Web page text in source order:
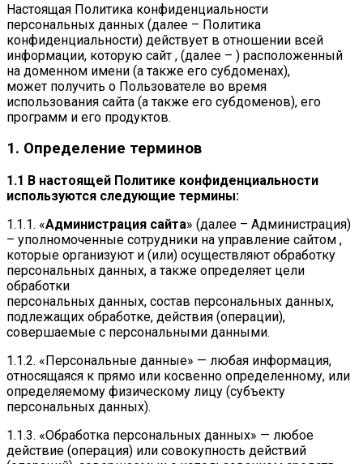
Настоящая Политика конфиденциальности
персональных данных (далее – Политика
конфиденциальности) действует в отношении всей
информации, которую сайт , (далее – ) расположенный
на доменном имени (а также его субдоменах),
может получить о Пользователе во время
использования сайта (а также его субдоменов), его
программ и его продуктов.
1. Определение терминов
1.1 В настоящей Политике конфиденциальности
используются следующие термины:
1.1.1. «Администрация сайта» (далее – Администрация)
– уполномоченные сотрудники на управление сайтом ,
которые организуют и (или) осуществляют обработку
персональных данных, а также определяет цели
обработки
персональных данных, состав персональных данных,
подлежащих обработке, действия (операции),
совершаемые с персональными данными.
1.1.2. «Персональные данные» — любая информация,
относящаяся к прямо или косвенно определенному, или
определяемому физическому лицу (субъекту
персональных данных).
1.1.3. «Обработка персональных данных» — любое
действие (операция) или совокупность действий